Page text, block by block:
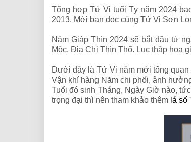
Tổng hợp Tử Vi tuổi Tỵ năm 2024
2013. Mời bạn đọc cùng Tử Vi Sơn
Năm Giáp Thìn 2024 sẽ bắt đầu từ
Mộc, Địa Chi Thìn Thổ. Lục thập hoa
Dưới đây là Tử Vi năm mới tổng
Vận khí hàng Năm chi phối, ảnh
Tuổi đó sinh Tháng, Ngày Giờ nào,
trọng đại thì nên tham khảo thêm lá số